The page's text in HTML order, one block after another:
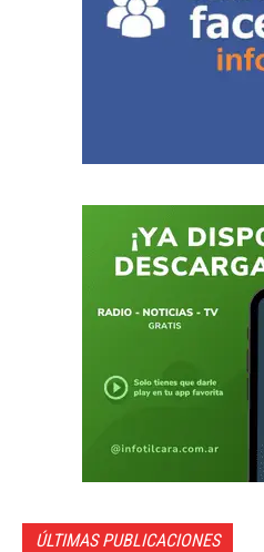
ÚLTIMAS PUBLICACIONES